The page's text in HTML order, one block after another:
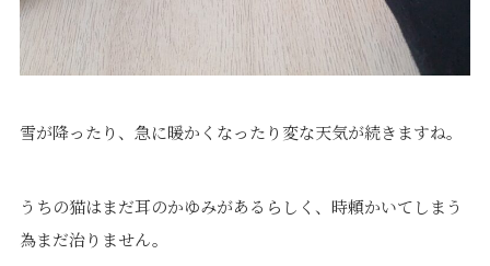
Q&A
Other
リフォーム
Contact
来場予約
雪が降ったり、急に暖かくなったり変な天気が続きますね。
うちの猫はまだ耳のかゆみがあるらしく、時頼かいてしまう
為まだ治りません。